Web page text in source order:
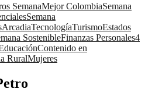
SemanaMejor ColombiaSemana
Semana
ArcadiaTecnologíaTurismoEstados
SostenibleFinanzas Personales4
Contenido en
RuralMujeres